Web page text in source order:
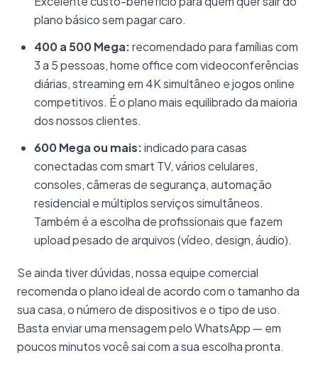
plano básico sem pagar caro.
400 a 500 Mega:recomendado para famílias com
3 a 5 pessoas, home office com videoconferências
diárias, streaming em 4K simultâneo e jogos online
competitivos. É o plano mais equilibrado da maioria
dos nossos clientes.
600 Mega ou mais:indicado para casas
conectadas com smart TV, vários celulares,
consoles, câmeras de segurança, automação
residencial e múltiplos serviços simultâneos.
Também é a escolha de profissionais que fazem
upload pesado de arquivos (vídeo, design, áudio).
Se ainda tiver dúvidas, nossa equipe comercial
recomenda o plano ideal de acordo com o tamanho da
sua casa, o número de dispositivos e o tipo de uso.
Basta enviar uma mensagem pelo WhatsApp — em
poucos minutos você sai com a sua escolha pronta.